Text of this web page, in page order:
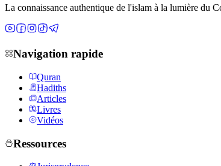
La connaissance authentique de l'islam à la lumière du
Navigation rapide
Quran
Hadiths
Articles
Livres
Vidéos
Ressources